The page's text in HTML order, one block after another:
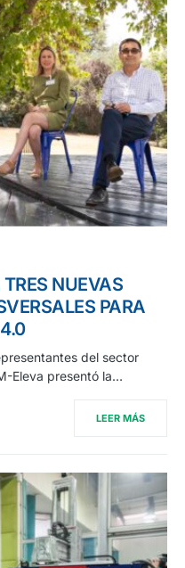
NUEVAS
PARA
del sector
Eleva presentó la…
LEER MÁS